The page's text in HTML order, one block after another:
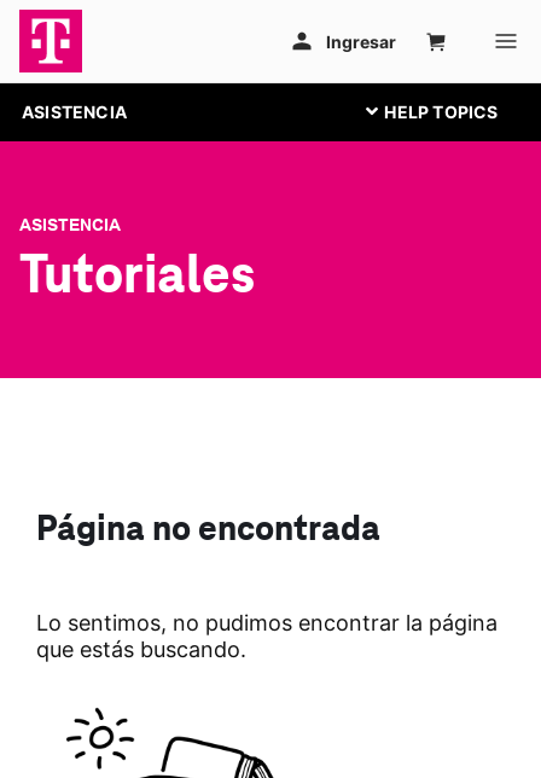
ASISTENCIA
ASISTENCIA
Tutoriales